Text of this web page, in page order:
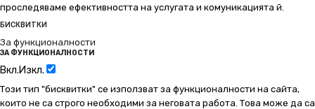
проследяваме ефективността на услугата и комуникацията й.
БИСКВИТКИ
За функционалности
ЗА ФУНКЦИОНАЛНОСТИ
Вкл.Изкл.
Този тип "бисквитки" се използват за функционалности на сайта,
които не са строго необходими за неговата работа. Това може да са